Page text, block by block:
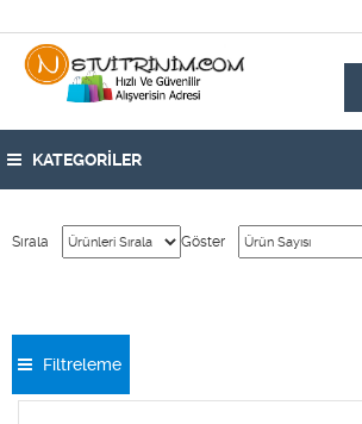
KATEGORİLER
Sırala Göster
Filtreleme